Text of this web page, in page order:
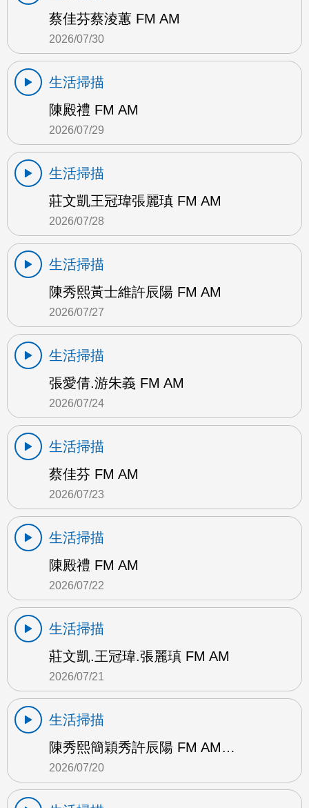
蔡佳芬蔡淩蕙 FM AM
2026/07/30
生活掃描
陳殿禮 FM AM
2026/07/29
生活掃描
莊文凱王冠瑋張麗瑱 FM AM
2026/07/28
生活掃描
陳秀熙黃士維許辰陽 FM AM
2026/07/27
生活掃描
張愛倩.游朱義 FM AM
2026/07/24
生活掃描
蔡佳芬 FM AM
2026/07/23
生活掃描
陳殿禮 FM AM
2026/07/22
生活掃描
莊文凱.王冠瑋.張麗瑱 FM AM
2026/07/21
生活掃描
陳秀熙簡穎秀許辰陽 FM AM…
2026/07/20